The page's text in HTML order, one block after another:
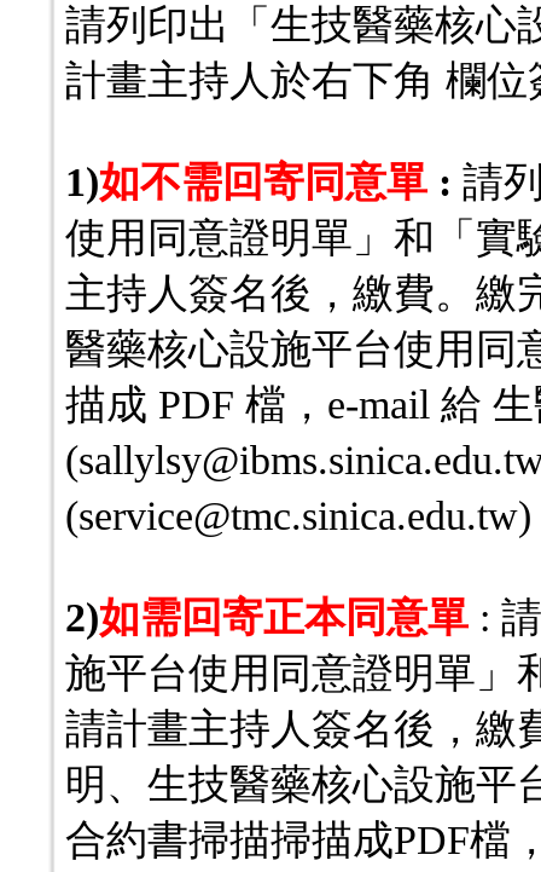
請列印出「生技醫藥核心
計畫主持人於右下角 欄
1)如不需回寄同意單: 請
使用同意證明單」和「實
主持人簽名後，繳費。繳
醫藥核心設施平台使用同
描成 PDF 檔，e-mail 給
2)如需回寄正本同意單:
施平台使用同意證明單」
請計畫主持人簽名後，繳
明、生技醫藥核心設施平
合約書掃描掃描成PDF檔